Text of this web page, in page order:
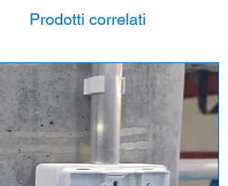
Prodotti correlati